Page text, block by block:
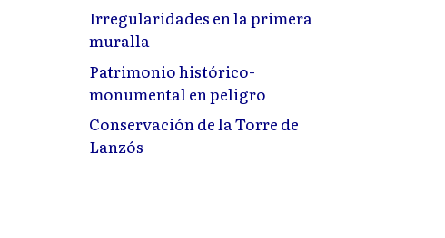
Irregularidades en la primera
muralla
Patrimonio histórico-
monumental en peligro
Conservación de la Torre de
Lanzós